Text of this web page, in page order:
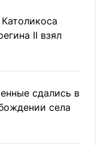
II взял
сдались в
села